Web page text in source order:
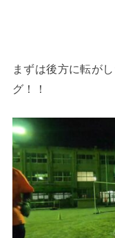
まずは後方に転が
グ！！